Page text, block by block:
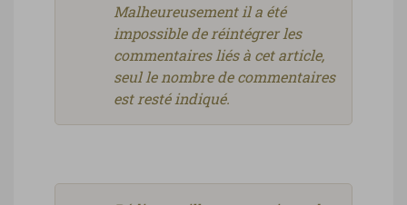
Malheureusement il a été
impossible de réintégrer les
commentaires liés à cet article,
seul le nombre de commentaires
est resté indiqué.